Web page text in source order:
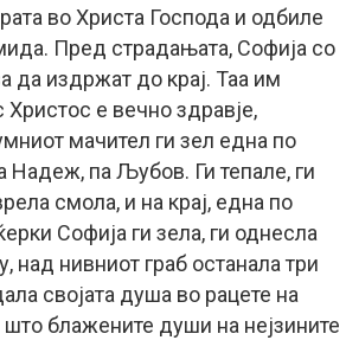
во Христа Господа и одбиле
Пред страдањата, Софија со
да издржат до крај. Таа им
е вечно здравје,
мачител ги зел една по
Надеж, па Љубов. Ги тепале, ги
смола, и на крај, една по
Софија ги зела, ги однесла
над нивниот граб останала три
својата душа во рацете на
што блажените души на нејзините